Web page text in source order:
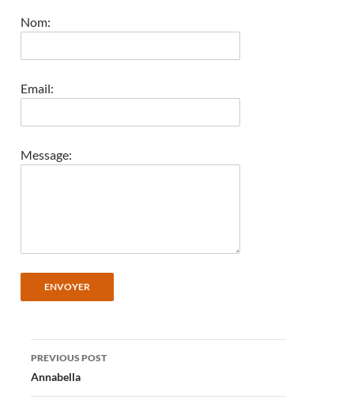
Nom:
Email:
Message:
Post
navigation
PREVIOUS POST
Annabella